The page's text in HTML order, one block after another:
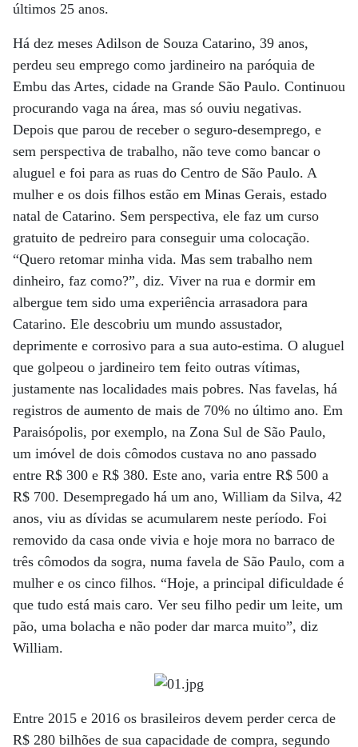
últimos 25 anos.
Há dez meses Adilson de Souza Catarino, 39 anos,
perdeu seu emprego como jardineiro na paróquia de
Embu das Artes, cidade na Grande São Paulo. Continuou
procurando vaga na área, mas só ouviu negativas.
Depois que parou de receber o seguro-desemprego, e
sem perspectiva de trabalho, não teve como bancar o
aluguel e foi para as ruas do Centro de São Paulo. A
mulher e os dois filhos estão em Minas Gerais, estado
natal de Catarino. Sem perspectiva, ele faz um curso
gratuito de pedreiro para conseguir uma colocação.
“Quero retomar minha vida. Mas sem trabalho nem
dinheiro, faz como?”, diz. Viver na rua e dormir em
albergue tem sido uma experiência arrasadora para
Catarino. Ele descobriu um mundo assustador,
deprimente e corrosivo para a sua auto-estima. O aluguel
que golpeou o jardineiro tem feito outras vítimas,
justamente nas localidades mais pobres. Nas favelas, há
registros de aumento de mais de 70% no último ano. Em
Paraisópolis, por exemplo, na Zona Sul de São Paulo,
um imóvel de dois cômodos custava no ano passado
entre R$ 300 e R$ 380. Este ano, varia entre R$ 500 a
R$ 700. Desempregado há um ano, William da Silva, 42
anos, viu as dívidas se acumularem neste período. Foi
removido da casa onde vivia e hoje mora no barraco de
três cômodos da sogra, numa favela de São Paulo, com a
mulher e os cinco filhos. “Hoje, a principal dificuldade é
que tudo está mais caro. Ver seu filho pedir um leite, um
pão, uma bolacha e não poder dar marca muito”, diz
William.
Entre 2015 e 2016 os brasileiros devem perder cerca de
R$ 280 bilhões de sua capacidade de compra, segundo